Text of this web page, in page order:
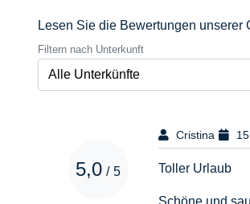
Lesen Sie die Bewertungen unserer
Filtern nach Unterkunft
5,0 / 5
Cristina
Toller Urlaub
Schöne und